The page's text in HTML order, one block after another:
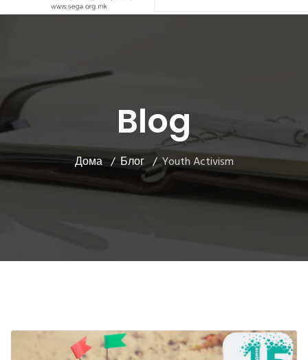
Blog
Дома Блог Youth Activism